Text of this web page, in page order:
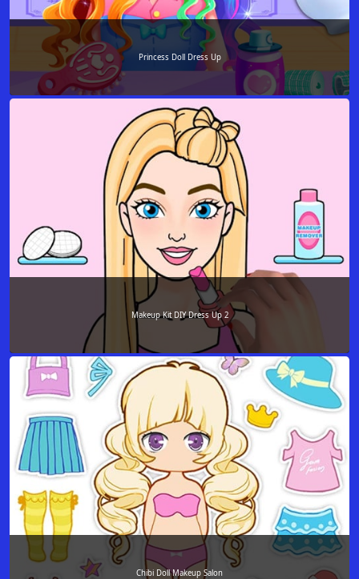
Princess Doll Dress Up
Makeup Kit DIY Dress Up 2
Chibi Doll Makeup Salon